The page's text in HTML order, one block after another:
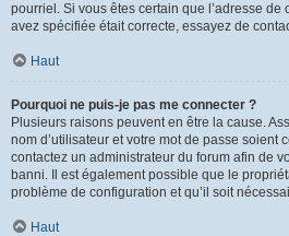
pourriel. Si vous êtes certain que l’adresse
avez spécifiée était correcte, essayez de
Haut
Pourquoi ne puis-je pas me connecter ?
Plusieurs raisons peuvent en être la cause.
nom d’utilisateur et votre mot de passe soient
contactez un administrateur du forum afin de
banni. Il est également possible que le
problème de configuration et qu’il soit
Haut